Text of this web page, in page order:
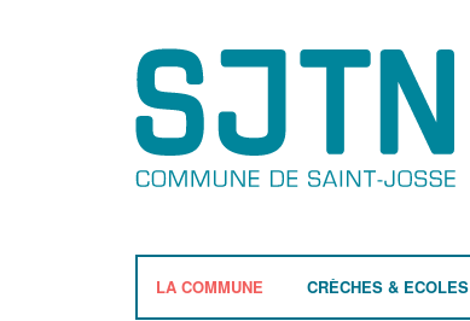
LA COMMUNE CRÈCHES & ECOLES